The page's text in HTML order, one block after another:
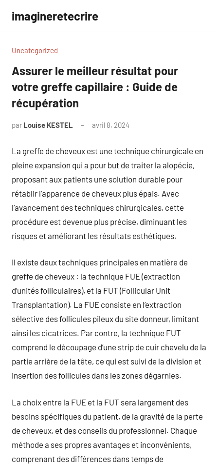
contenu
imagineretecrire
Uncategorized
Assurer le meilleur résultat pour
votre greffe capillaire : Guide de
récupération
par Louise KESTEL avril 8, 2024
La greffe de cheveux est une technique chirurgicale en
pleine expansion qui a pour but de traiter la alopécie,
proposant aux patients une solution durable pour
rétablir l’apparence de cheveux plus épais. Avec
l’avancement des techniques chirurgicales, cette
procédure est devenue plus précise, diminuant les
risques et améliorant les résultats esthétiques.
Il existe deux techniques principales en matière de
greffe de cheveux : la technique FUE (extraction
d’unités folliculaires), et la FUT (Follicular Unit
Transplantation). La FUE consiste en l’extraction
sélective des follicules pileux du site donneur, limitant
ainsi les cicatrices. Par contre, la technique FUT
comprend le découpage d’une strip de cuir chevelu de la
partie arrière de la tête, ce qui est suivi de la division et
insertion des follicules dans les zones dégarnies.
La choix entre la FUE et la FUT sera largement des
besoins spécifiques du patient, de la gravité de la perte
de cheveux, et des conseils du professionnel. Chaque
méthode a ses propres avantages et inconvénients,
comprenant des différences dans temps de